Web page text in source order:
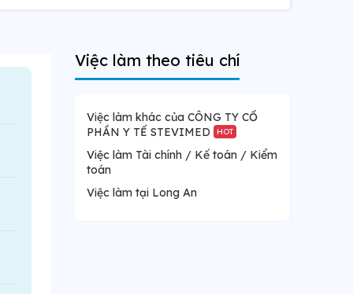
Việc làm theo tiêu chí
Việc làm khác của CÔNG TY CỔ
PHẦN Y TẾ STEVIMED
HOT
Việc làm Tài chính / Kế toán / Kiểm
toán
Việc làm tại Long An